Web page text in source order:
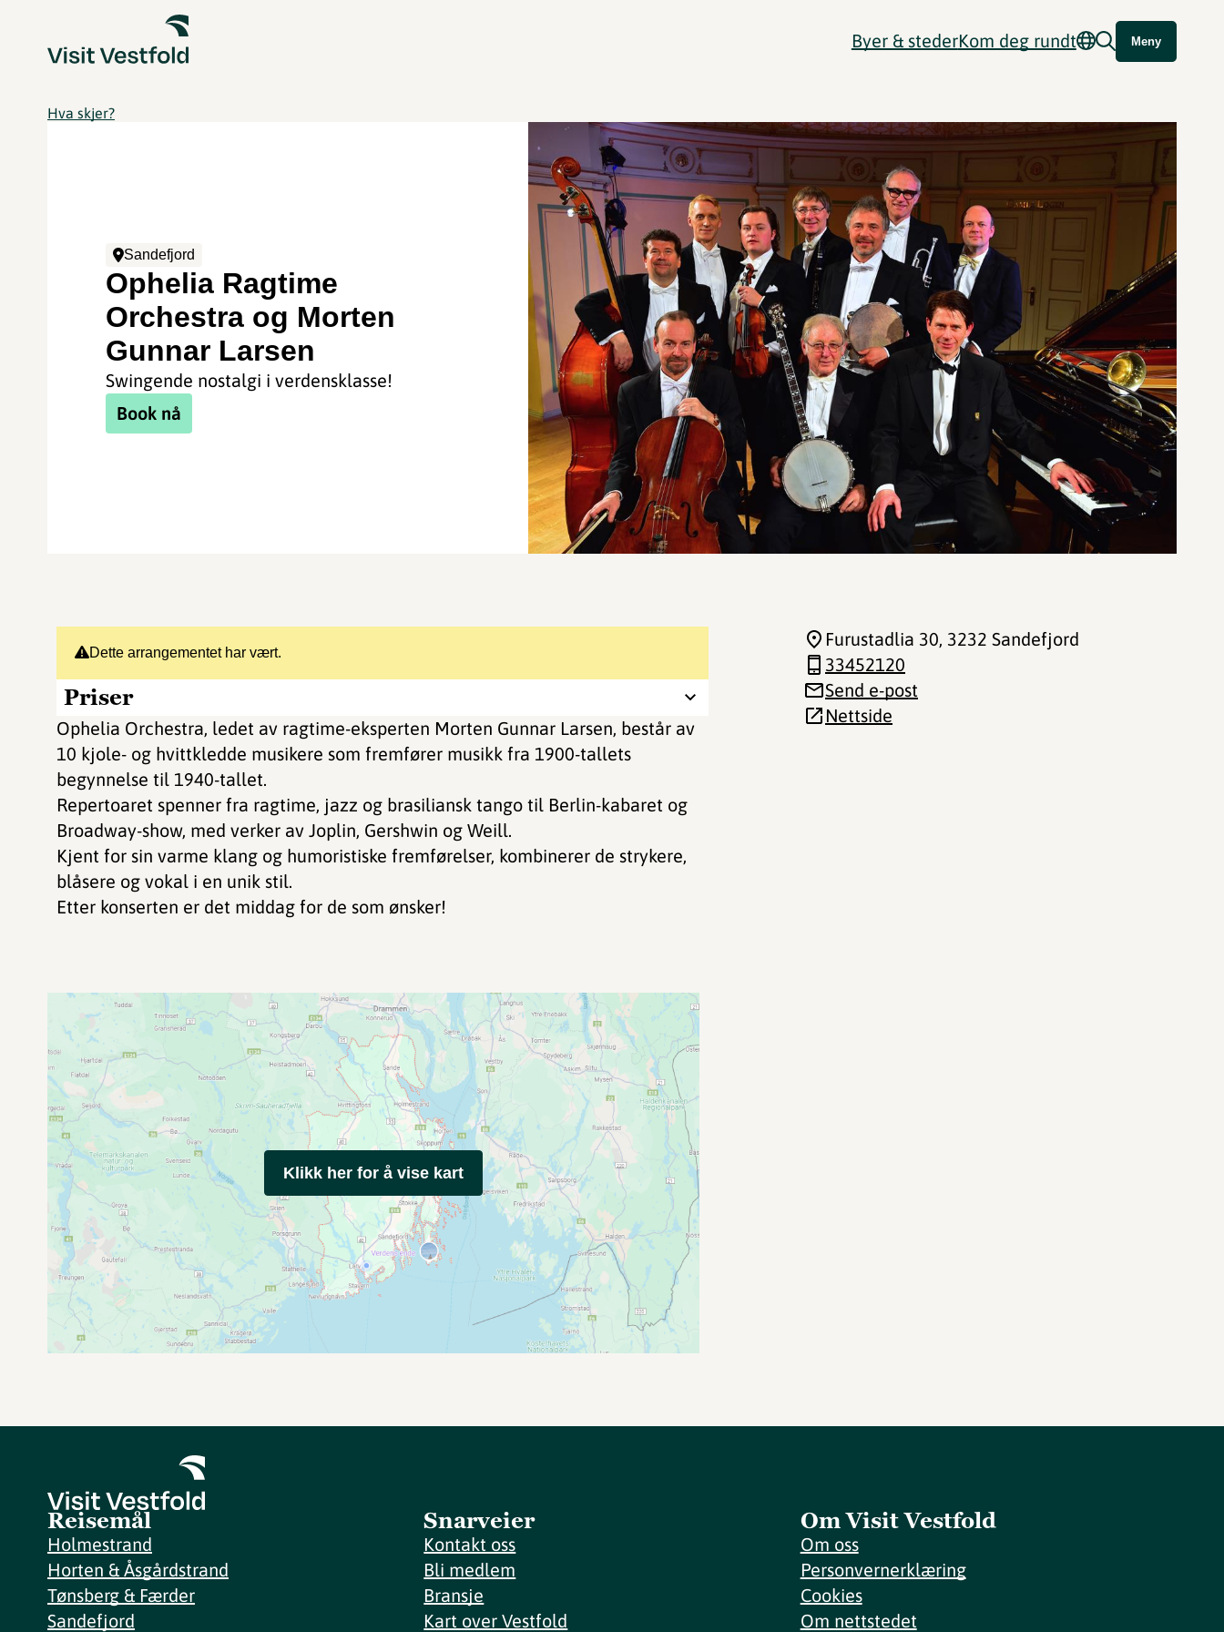
Byer & stederKom deg rundt Meny
Hva skjer?
Sandefjord
Ophelia Ragtime
Orchestra og Morten
Gunnar Larsen
Swingende nostalgi i verdensklasse!
Book nå
Dette arrangementet har vært.
Priser
Ophelia Orchestra, ledet av ragtime-eksperten Morten Gunnar Larsen, består av
10 kjole- og hvittkledde musikere som fremfører musikk fra 1900-tallets
begynnelse til 1940-tallet.
Repertoaret spenner fra ragtime, jazz og brasiliansk tango til Berlin-kabaret og
Broadway-show, med verker av Joplin, Gershwin og Weill.
Kjent for sin varme klang og humoristiske fremførelser, kombinerer de strykere,
blåsere og vokal i en unik stil.
Etter konserten er det middag for de som ønsker!
Furustadlia 30, 3232 Sandefjord
33452120
Send e-post
Nettside
Klikk her for å vise kart
Reisemål
Holmestrand
Horten & Åsgårdstrand
Tønsberg & Færder
Sandefjord
Snarveier
Kontakt oss
Bli medlem
Bransje
Kart over Vestfold
Om Visit Vestfold
Om oss
Personvernerklæring
Cookies
Om nettstedet